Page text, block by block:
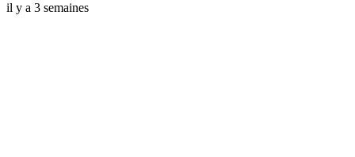
il y a 3 semaines